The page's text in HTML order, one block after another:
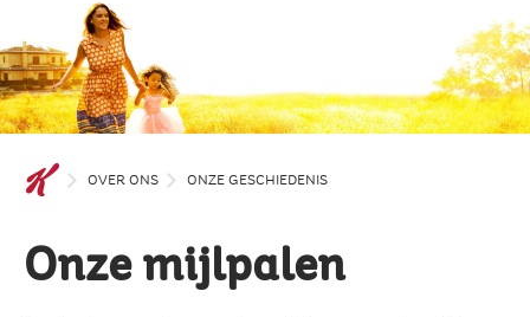
OVER ONS ONZE GESCHIEDENIS
Onze mijlpalen